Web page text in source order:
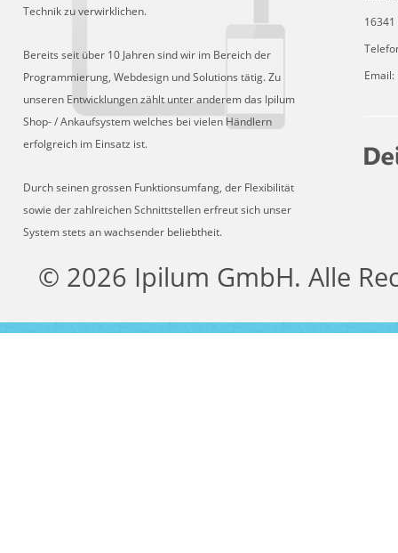
Technik zu verwirklichen.
Bereits seit über 10 Jahren sind wir im Bereich der
Programmierung, Webdesign und Solutions tätig. Zu
unseren Entwicklungen zählt unter anderem das Ipilum
Shop- / Ankaufsystem welches bei vielen Händlern
erfolgreich im Einsatz ist.
Durch seinen grossen Funktionsumfang, der Flexibilität
sowie der zahlreichen Schnittstellen erfreut sich unser
System stets an wachsender beliebtheit.
© 2026 Ipilum GmbH. Alle